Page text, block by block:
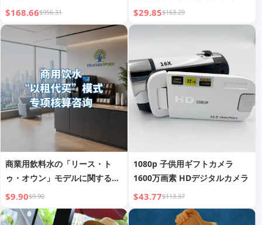
Label
$168.66$956.31
ング
$29.85$163.29
商業用飲料水の「リース・ト
ゥ・オウン」モデルに関する専
門的な会計コンサルティング
$9.90$9.90
1080p 子供用ギフトカメラ
1600万画素 HDデジタルカメラ
$43.77$113.37